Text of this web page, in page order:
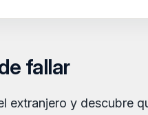
fallar
extranjero y descubre